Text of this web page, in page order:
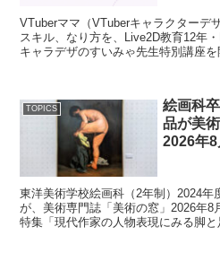
VTuberママ（VTuberキャラクターデ
スキル、なり方を、Live2D教育12年
キャラデザのすいみゃ先生特別講座を
TOPICS
絵画科
品が美
2026年8
東洋美術学校絵画科（2年制）2024年
が、美術専門誌「美術の窓」2026年8
特集「現代作家の人物表現にみる脚